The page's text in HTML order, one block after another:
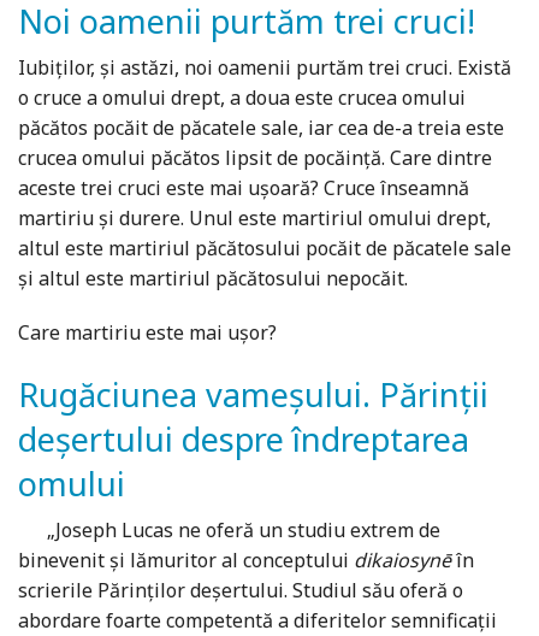
Noi oamenii purtăm trei cruci!
Iubiţilor, şi astăzi, noi oamenii purtăm trei cruci. Există
o cruce a omului drept, a doua este crucea omului
păcătos pocăit de păcatele sale, iar cea de-a treia este
crucea omului păcătos lipsit de pocăinţă. Care dintre
aceste trei cruci este mai uşoară? Cruce înseamnă
martiriu şi durere. Unul este martiriul omului drept,
altul este martiriul păcătosului pocăit de păcatele sale
şi altul este martiriul păcătosului nepocăit.
Care martiriu este mai uşor?
Rugăciunea vameşului. Părinţii
deşertului despre îndreptarea
omului
„Joseph Lucas ne oferă un studiu extrem de
binevenit şi lămuritor al conceptului dikaiosynēîn
scrierile Părinţilor deşertului. Studiul său oferă o
abordare foarte competentă a diferitelor semnificaţii